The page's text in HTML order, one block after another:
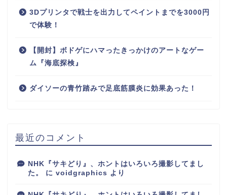
3Dプリンタで戦士を出力してペイントまでを3000円
で体験！
【開封】ボドゲにハマったきっかけのアートなゲー
ム『海底探検』
ダイソーの青竹踏みで足底筋膜炎に効果あった！
最近のコメント
NHK『サキどり』、ホントはいろいろ撮影してまし
た。
に voidgraphics より